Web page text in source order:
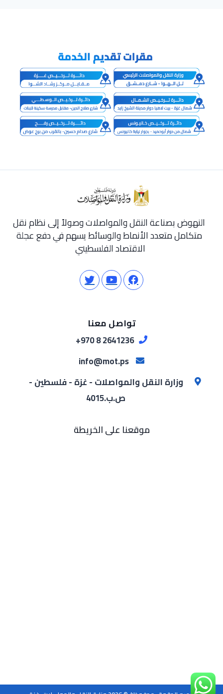
النهوض بصناعة النقل والمواصلات وصولاً إلى نظام نقل
متكامل متعدد الأنماط والوسائط يسهم في دفع عجلة
الاقتصاد الفلسطيني
تواصل معنا
2641236 8 970+
وزارة النقل والمواصلات - غزة - فلسطين -
ص.ب.4015
موقعنا على الخريطة